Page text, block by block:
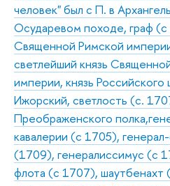
человек" был с П. в
Осударевом походе, граф (с
Священной Римской
светлейший князь
империи, князь Российского
Ижорский, светлость (с.
Преображенского
кавалерии (с 1705),
(1709), генералиссимус (с
флота (с 1707), шаутбенахт